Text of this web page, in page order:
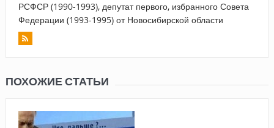
РСФСР (1990-1993), депутат первого, избранного Совета
Федерации (1993-1995) от Новосибирской области
ПОХОЖИЕ СТАТЬИ